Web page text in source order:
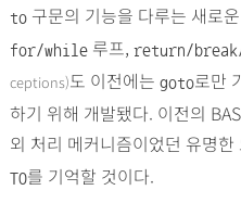
to구문의 기능을 다루는 새로
for/while루프, return/
ceptions)도 이전에는 goto로만
하기 위해 개발됐다. 이전의
외 처리 메커니즘이었던 유명한
TO를 기억할 것이다.